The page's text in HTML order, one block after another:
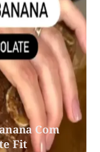
Com
Fit